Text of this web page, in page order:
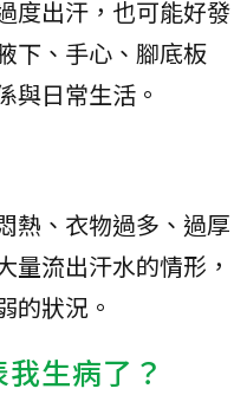
度出汗，也可能好發
下、手心、腳底板
與日常生活。
熱、衣物過多、過厚
量流出汗水的情形，
的狀況。
生病了？